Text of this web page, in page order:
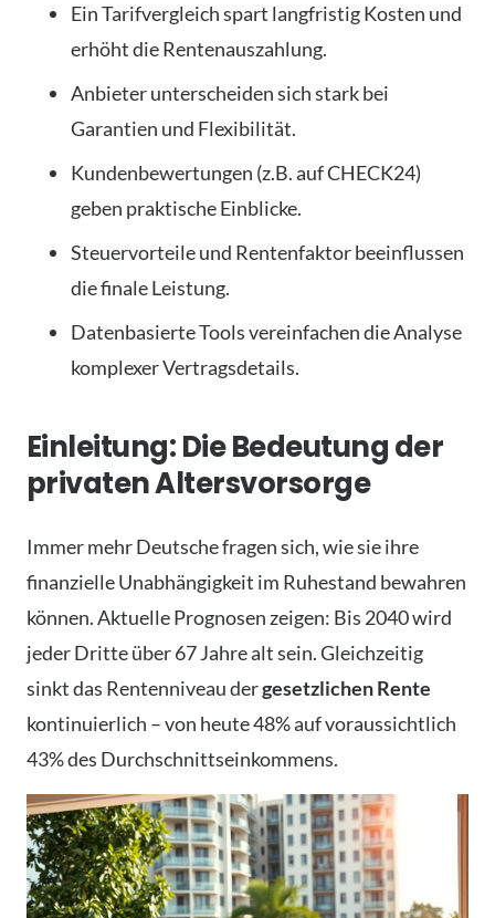
Ein Tarifvergleich spart langfristig Kosten und
erhöht die Rentenauszahlung.
Anbieter unterscheiden sich stark bei
Garantien und Flexibilität.
Kundenbewertungen (z.B. auf CHECK24)
geben praktische Einblicke.
Steuervorteile und Rentenfaktor beeinflussen
die finale Leistung.
Datenbasierte Tools vereinfachen die Analyse
komplexer Vertragsdetails.
Einleitung: Die Bedeutung der
privaten Altersvorsorge
Immer mehr Deutsche fragen sich, wie sie ihre
finanzielle Unabhängigkeit im Ruhestand bewahren
können. Aktuelle Prognosen zeigen: Bis 2040 wird
jeder Dritte über 67 Jahre alt sein. Gleichzeitig
sinkt das Rentenniveau dergesetzlichen Rente
kontinuierlich – von heute 48% auf voraussichtlich
43% des Durchschnittseinkommens.